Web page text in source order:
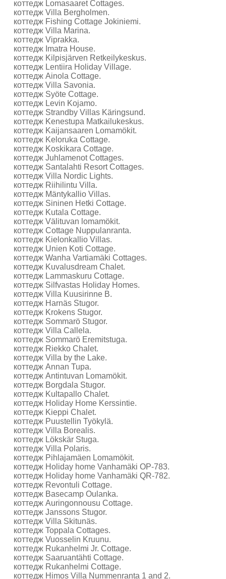
коттедж Lomasaaret Cottages.
коттедж Villa Bergholmen.
коттедж Fishing Cottage Jokiniemi.
коттедж Villa Marina.
коттедж Viprakka.
коттедж Imatra House.
коттедж Kilpisjärven Retkeilykeskus.
коттедж Lentiira Holiday Village.
коттедж Ainola Cottage.
коттедж Villa Savonia.
коттедж Syöte Cottage.
коттедж Levin Kojamo.
коттедж Strandby Villas Käringsund.
коттедж Kenestupa Matkailukeskus.
коттедж Kaijansaaren Lomamökit.
коттедж Keloruka Cottage.
коттедж Koskikara Cottage.
коттедж Juhlamenot Cottages.
коттедж Santalahti Resort Cottages.
коттедж Villa Nordic Lights.
коттедж Riihilintu Villa.
коттедж Mäntykallio Villas.
коттедж Sininen Hetki Cottage.
коттедж Kutala Cottage.
коттедж Välituvan lomamökit.
коттедж Cottage Nuppulanranta.
коттедж Kielonkallio Villas.
коттедж Unien Koti Cottage.
коттедж Wanha Vartiamäki Cottages.
коттедж Kuvalusdream Chalet.
коттедж Lammaskuru Cottage.
коттедж Silfvastas Holiday Homes.
коттедж Villa Kuusirinne B.
коттедж Harnäs Stugor.
коттедж Krokens Stugor.
коттедж Sommarö Stugor.
коттедж Villa Callela.
коттедж Sommarö Eremitstuga.
коттедж Riekko Chalet.
коттедж Villa by the Lake.
коттедж Annan Tupa.
коттедж Antintuvan Lomamökit.
коттедж Borgdala Stugor.
коттедж Kultapallo Chalet.
коттедж Holiday Home Kerssintie.
коттедж Kieppi Chalet.
коттедж Puustellin Työkylä.
коттедж Villa Borealis.
коттедж Lökskär Stuga.
коттедж Villa Polaris.
коттедж Pihlajamäen Lomamökit.
коттедж Holiday home Vanhamäki OP-783.
коттедж Holiday home Vanhamäki QR-782.
коттедж Revontuli Cottage.
коттедж Basecamp Oulanka.
коттедж Auringonnousu Cottage.
коттедж Janssons Stugor.
коттедж Villa Skitunäs.
коттедж Toppala Cottages.
коттедж Vuosselin Kruunu.
коттедж Rukanhelmi Jr. Cottage.
коттедж Saaruantähti Cottage.
коттедж Rukanhelmi Cottage.
коттедж Himos Villa Nummenranta 1 and 2.